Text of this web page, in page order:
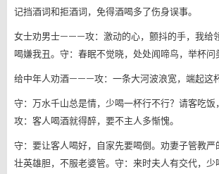
记挡酒词和拒酒词，免得酒喝多了伤身误事。
女士劝男士———攻：激动的心，颤抖的手，我给
喝嫌我丑。守：春眠不觉晓，处处闻啼鸟，举杯问
给中年人劝酒———攻：一条大河波浪宽，端起这杯
守：万水千山总是情，少喝一杯行不行？请客吃
攻：客人喝酒就得醉，要不主人多惭愧。
守：要让客人喝好，自家先要喝倒。劝妻子管教
壮英雄胆，不服老婆管。守：来时夫人有交代，少